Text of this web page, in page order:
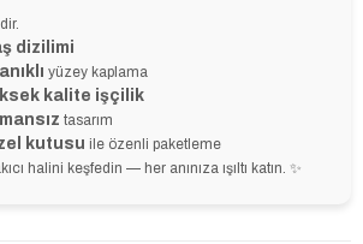
dizilimi
yüzey kaplama
kalite işçilik
tasarım
kutusu ile özenli paketleme
halini keşfedin — her anınıza ışıltı katın. ✨